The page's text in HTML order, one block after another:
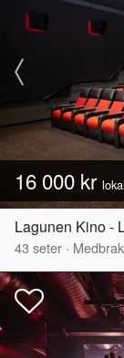
16 000 kr
Lagunen Kino -
43 seter ·